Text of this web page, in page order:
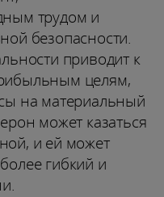
трудом и
безопасности.
приводит к
целям,
на материальный
может казаться
и ей может
гибкий и